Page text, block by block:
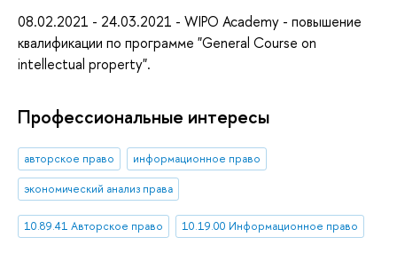
08.02.2021 - 24.03.2021 - WIPO Academy - повышение
квалификации по программе "General Course on
intellectual property".
Профессиональные интересы
авторское право
информационное право
экономический анализ права
10.89.41 Авторское право 10.19.00 Информационное право